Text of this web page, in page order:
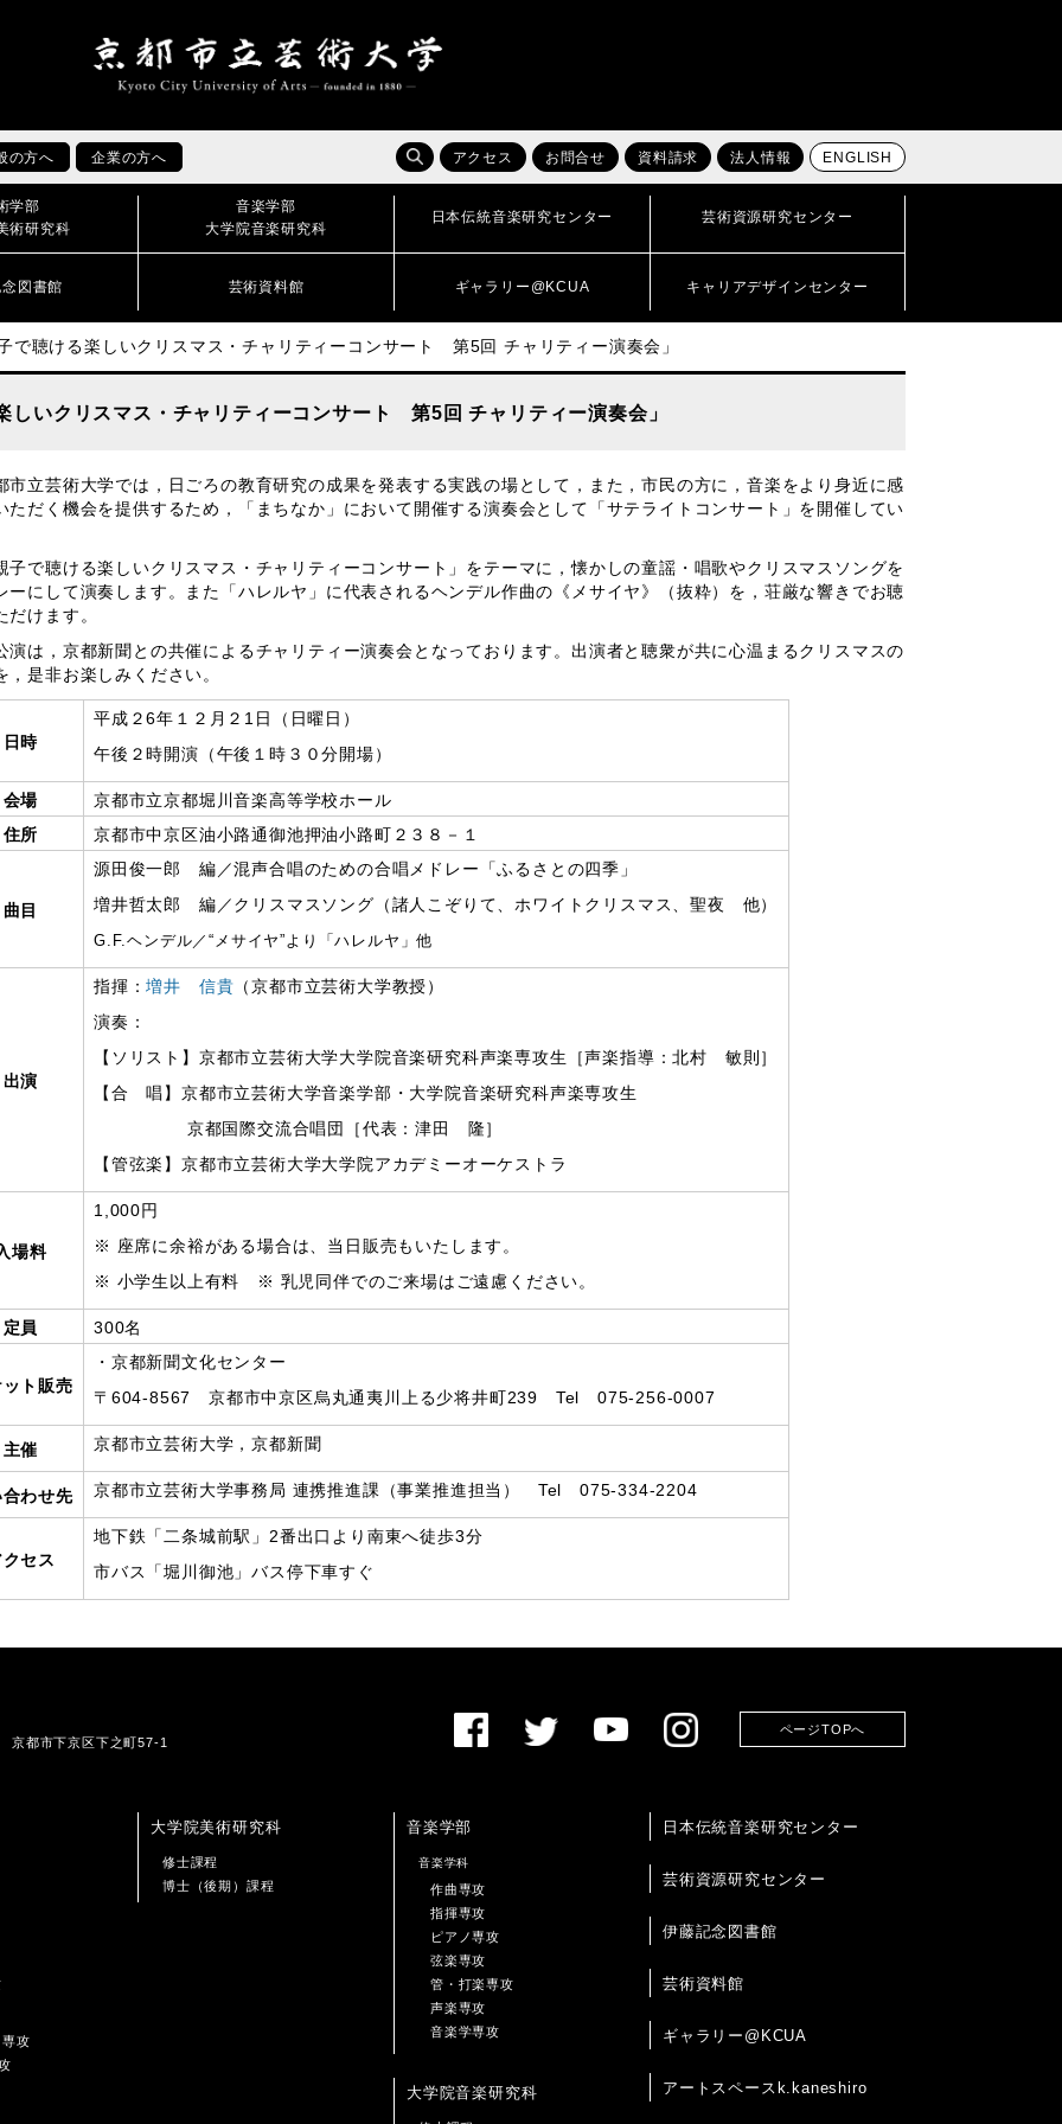
の方へ 企業の方へ アクセス お問合せ 資料請求 法人情報 ENGLISH
学部
術研究科
音楽学部
大学院音楽研究科
日本伝統音楽研究センター 芸術資源研究センター
図書館 芸術資料館 ギャラリー@KCUA キャリアデザインセンター
で聴ける楽しいクリスマス・チャリティーコンサート 第5回 チャリティー演奏会」
しいクリスマス・チャリティーコンサート 第5回 チャリティー演奏会」
立芸術大学では，日ごろの教育研究の成果を発表する実践の場として，また，市民の方に，音楽をより身近に感
ただく機会を提供するため，「まちなか」において開催する演奏会として「サテライトコンサート」を開催してい
で聴ける楽しいクリスマス・チャリティーコンサート」をテーマに，懐かしの童謡・唱歌やクリスマスソングを
ーにして演奏します。また「ハレルヤ」に代表されるヘンデル作曲の《メサイヤ》（抜粋）を，荘厳な響きでお聴
だけます。
は，京都新聞との共催によるチャリティー演奏会となっております。出演者と聴衆が共に心温まるクリスマスの
，是非お楽しみください。
日時
平成２6年１２月２1日（日曜日）
午後２時開演（午後１時３０分開場）
会場
京都市立京都堀川音楽高等学校ホール
住所
京都市中京区油小路通御池押油小路町２３８－１
曲目
源田俊一郎 編／混声合唱のための合唱メドレー「ふるさとの四季」
増井哲太郎 編／クリスマスソング（諸人こぞりて、ホワイトクリスマス、聖夜 他）
G.F.ヘンデル／“メサイヤ”より「ハレルヤ」他
出演
指揮：増井 信貴 （京都市立芸術大学教授）
演奏：
【ソリスト】京都市立芸術大学大学院音楽研究科声楽専攻生［声楽指導：北村 敏則］
【合 唱】京都市立芸術大学音楽学部・大学院音楽研究科声楽専攻生
京都国際交流合唱団［代表：津田 隆］
【管弦楽】京都市立芸術大学大学院アカデミーオーケストラ
場料
1,000円
※ 座席に余裕がある場合は、当日販売もいたします。
※ 小学生以上有料 ※ 乳児同伴でのご来場はご遠慮ください。
定員 300名
ト販売
・京都新聞文化センター
〒604-8567 京都市中京区烏丸通夷川上る少将井町239 Tel 075-256-0007
主催 京都市立芸術大学，京都新聞
わせ先 京都市立芸術大学事務局 連携推進課（事業推進担当） Tel 075-334‐2204
セス
地下鉄「二条城前駅」2番出口より南東へ徒歩3分
市バス「堀川御池」バス停下車すぐ
都市下京区下之町57-1
ページTOPへ
攻
大学院美術研究科
修士課程
博士（後期）課程
音楽学部
音楽学科
作曲専攻
指揮専攻
ピアノ専攻
弦楽専攻
管・打楽専攻
声楽専攻
音楽学専攻
大学院音楽研究科
日本伝統音楽研究センター
芸術資源研究センター
伊藤記念図書館
芸術資料館
ギャラリー@KCUA
アートスペースk.kaneshiro